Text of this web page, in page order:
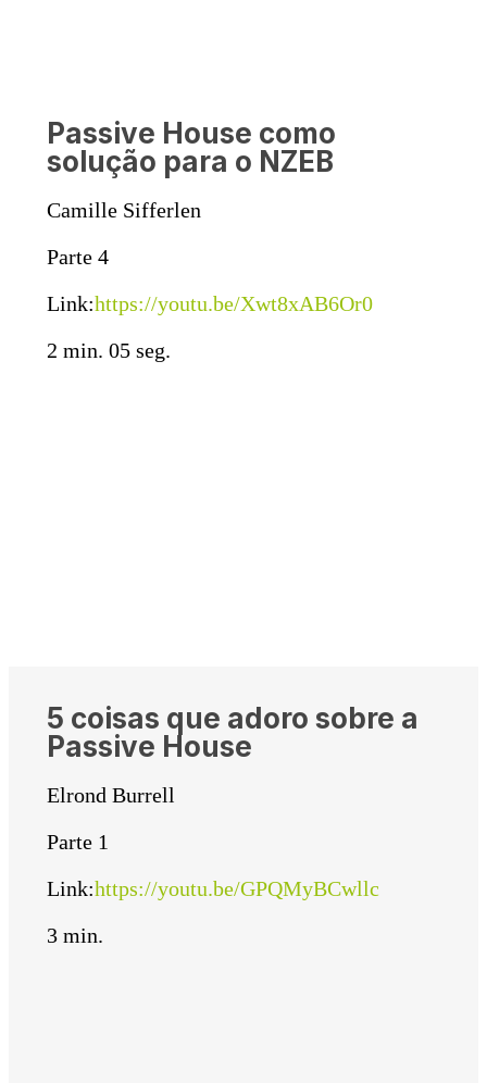
Passive House como
solução para o NZEB
Camille Sifferlen
Parte 4
Link:https://youtu.be/Xwt8xAB6Or0
2 min. 05 seg.
5 coisas que adoro sobre a
Passive House
Elrond Burrell
Parte 1
Link:https://youtu.be/GPQMyBCwllc
3 min.